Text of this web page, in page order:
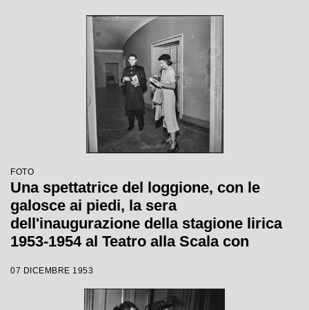
Catalani, diretta da Carlo Maria Giulini,
con la regia di Tatiana Pavlova
FOTO
Una spettatrice del loggione, con le
galosce ai piedi, la sera
dell'inaugurazione della stagione lirica
1953-1954 al Teatro alla Scala con
diretta da Carlo Maria Giulini
07 DICEMBRE 1953